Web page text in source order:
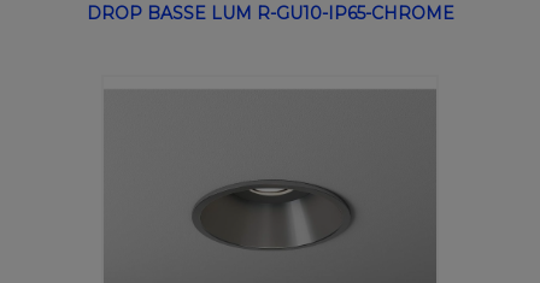
DROP BASSE LUM R-GU10-IP65-CHROME